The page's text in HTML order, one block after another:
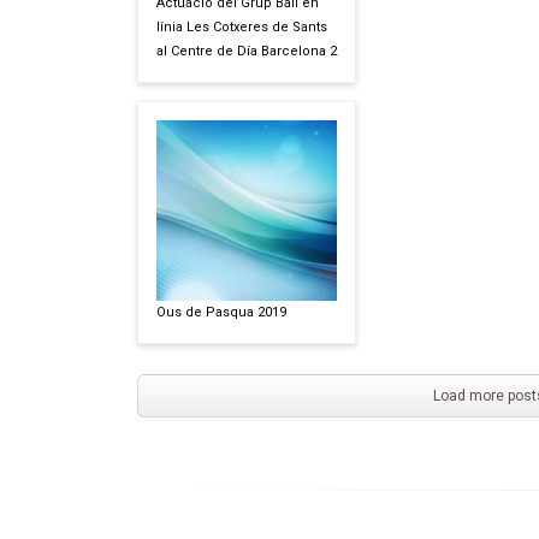
línia Les Cotxeres de Sants
al Centre de Día Barcelona 2
Ous de Pasqua 2019
Load more